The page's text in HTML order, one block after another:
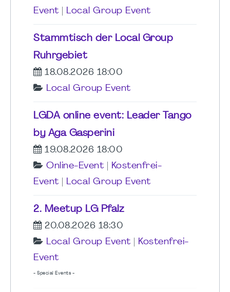
Event
Local Group Event
Stammtisch der Local Group
Ruhrgebiet
18.08.2026 18:00
Local Group Event
LGDA online event: Leader Tango
by Aga Gasperini
19.08.2026 18:00
Online-Event
Kostenfrei-
Event
Local Group Event
2. Meetup LG Pfalz
20.08.2026 18:30
Local Group Event
Kostenfrei-
Event
- Special Events -